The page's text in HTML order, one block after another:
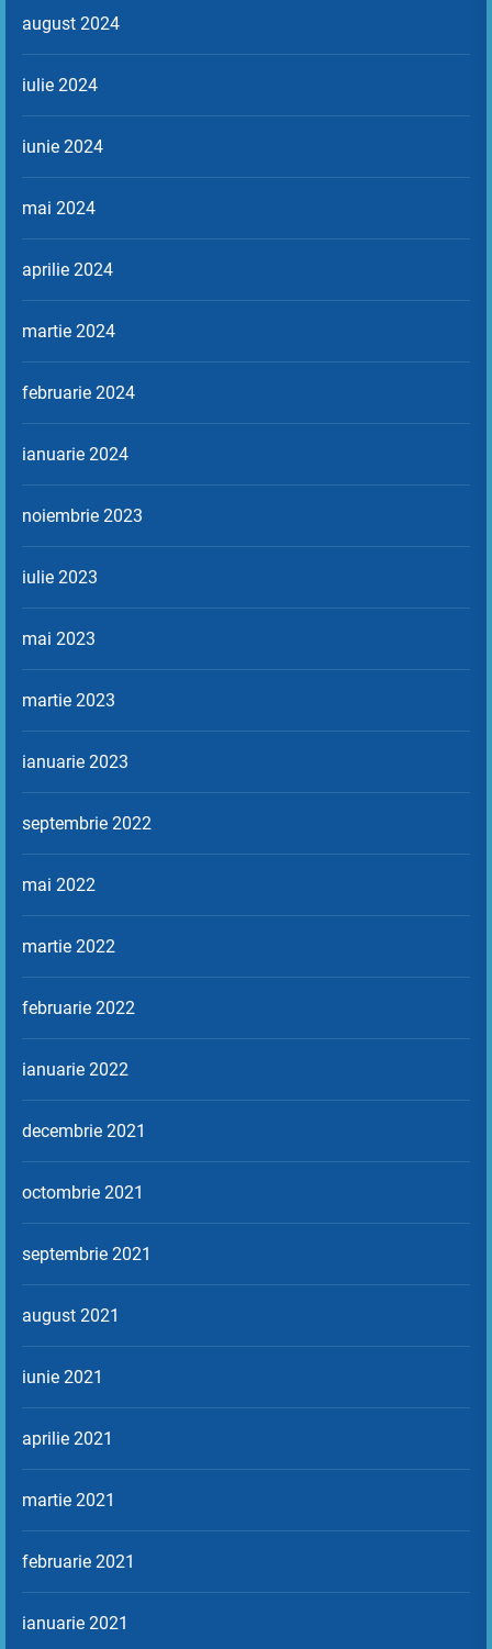
august 2024
iulie 2024
iunie 2024
mai 2024
aprilie 2024
martie 2024
februarie 2024
ianuarie 2024
noiembrie 2023
iulie 2023
mai 2023
martie 2023
ianuarie 2023
septembrie 2022
mai 2022
martie 2022
februarie 2022
ianuarie 2022
decembrie 2021
octombrie 2021
septembrie 2021
august 2021
iunie 2021
aprilie 2021
martie 2021
februarie 2021
ianuarie 2021